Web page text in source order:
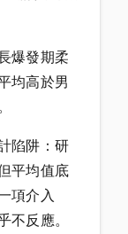
爆發期柔
均高於男
陷阱：研
平均值底
項介入
不反應。